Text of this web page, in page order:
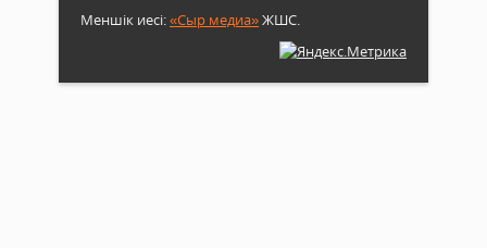
Меншік иесі:«Сыр медиа»ЖШС.